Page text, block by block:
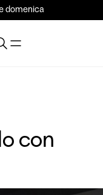
domenica
con